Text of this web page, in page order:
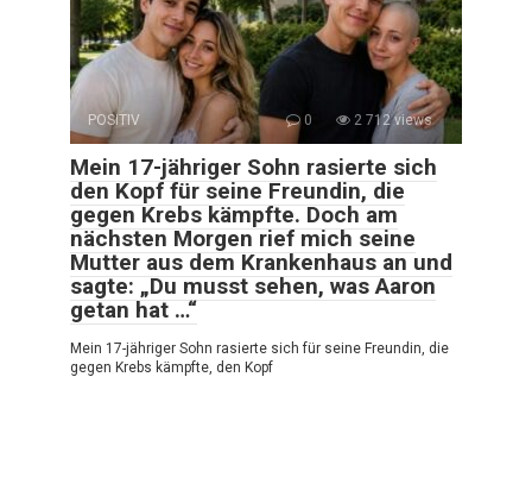
POSITIV 0 2 712 views
Mein 17-jähriger Sohn rasierte sich
den Kopf für seine Freundin, die
gegen Krebs kämpfte. Doch am
nächsten Morgen rief mich seine
Mutter aus dem Krankenhaus an und
sagte: „Du musst sehen, was Aaron
getan hat …“
Mein 17-jähriger Sohn rasierte sich für seine Freundin, die
gegen Krebs kämpfte, den Kopf